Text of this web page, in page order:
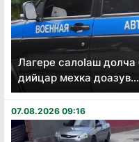
Лагере салоӏаш
дийцар мехка доазув...
07.08.2026 09:16